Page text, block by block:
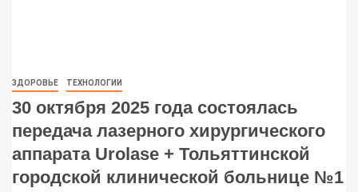
ЗДОРОВЬЕ ТЕХНОЛОГИИ
30 октября 2025 года состоялась
передача лазерного хирургического
аппарата Urolase + Тольяттинской
городской клинической больнице №1